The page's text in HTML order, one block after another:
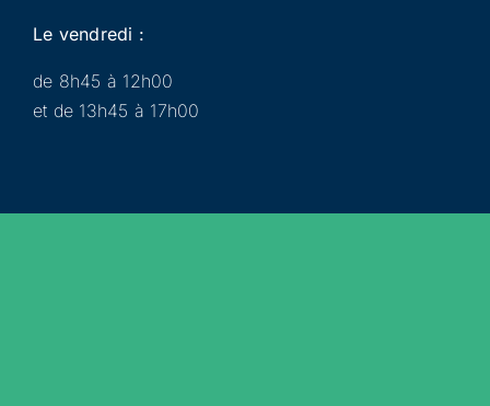
Le vendredi :
de 8h45 à 12h00
et de 13h45 à 17h00